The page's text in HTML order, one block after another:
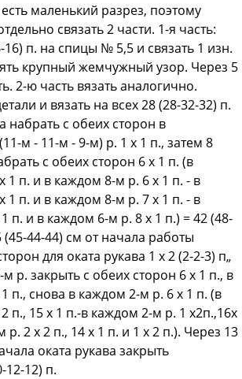
маленький разрез, поэтому
связать 2 части. 1-я часть:
16) п. на спицы № 5,5 и связать 1 изн.
крупный жемчужный узор. Через 5
2-ю часть вязать аналогично.
и вязать на всех 28 (28-32-32) п.
набрать с обеих сторон в
м - 11-м - 9-м) р. 1 х 1 п., затем 8
с обеих сторон 6 х 1 п. (в
1 п. и в каждом 8-м р. 6 х 1 п. - в
1 п. и в каждом 8-м р. 7 х 1 п. - в
п. и в каждом 6-м р. 8 х 1 п.) = 42 (48-
(45-44-44) см от начала работы
для оката рукава 1 х 2 (2-2-3) п„
р. закрыть с обеих сторон 6 х 1 п., в
п., снова в каждом 2-м р. 6 х 1 п. (в
п., 15 х 1 п.-в каждом 2-м р. 1 х2п.,16х
2 х 2 п., 14 х 1 п. и 1 х 2 п.). Через 13
оката рукава закрыть
12-12) п.